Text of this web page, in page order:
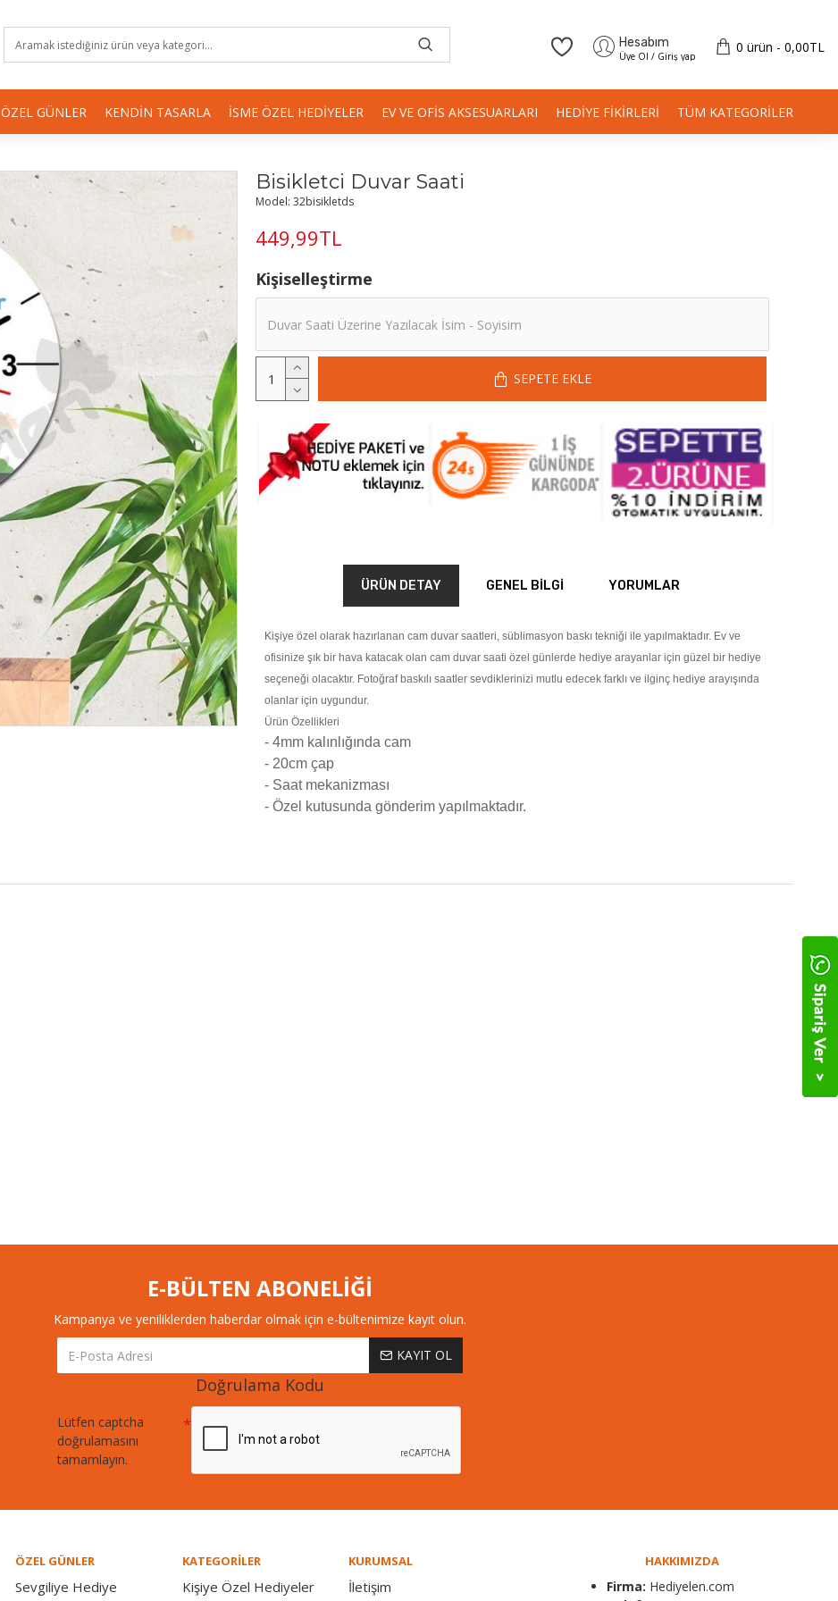
Hesabım
Üye Ol / Giriş yap
0 ürün - 0,00TL
ÖZEL GÜNLER KENDIN TASARLA İSME ÖZEL HEDIYELER EV VE OFIS AKSESUARLARI HEDIYE FIKIRLERI TÜM KATEGORILER
Bisikletci Duvar Saati
449,99TL
Model: 32bisikletds
Kişiselleştirme
SEPETE EKLE
ÜRÜN DETAY GENEL BILGI YORUMLAR
Kişiye özel olarak hazırlanan cam duvar saatleri, süblimasyon baskı tekniği ile yapılmaktadır. Ev ve
ofisinize şık bir hava katacak olan cam duvar saati özel günlerde hediye arayanlar için güzel bir hediye
seçeneği olacaktır. Fotoğraf baskılı saatler sevdiklerinizi mutlu edecek farklı ve ilginç hediye arayışında
olanlar için uygundur.
Ürün Özellikleri
- 4mm kalınlığında cam
- 20cm çap
- Saat mekanizması
- Özel kutusunda gönderim yapılmaktadır.
E-BÜLTEN ABONELİĞİ
Kampanya ve yeniliklerden haberdar olmak için e-bültenimize kayıt olun.
KAYIT OL
Doğrulama Kodu
Lütfen captcha
doğrulamasını
tamamlayın.
ÖZEL GÜNLER
Sevgiliye Hediye
KATEGORİLER
Kişiye Özel Hediyeler
KURUMSAL
İletişim
HAKKIMIZDA
Firma: Hediyelen.com